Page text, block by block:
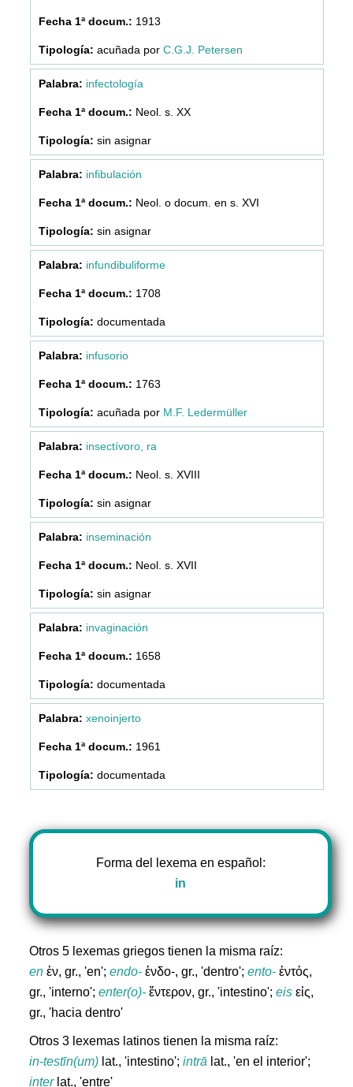
1913
acuñada por C.G.J. Petersen
infectología
Neol. s. XX
sin asignar
infibulación
Neol. o docum. en s. XVI
sin asignar
infundibuliforme
1708
documentada
infusorio
1763
acuñada por M.F. Ledermüller
insectívoro, ra
Neol. s. XVIII
sin asignar
inseminación
Neol. s. XVII
sin asignar
invaginación
1658
documentada
xenoinjerto
1961
documentada
Forma del lexema en español:
in
Otros 5 lexemas griegos tienen la misma raíz:
en ἐν, gr., 'en';endo- ἐνδο-, gr., 'dentro';ento- ἐντός,
gr., 'interno';enter(o)- ἔντερον, gr., 'intestino';eis εἰς,
gr., 'hacia dentro'
Otros 3 lexemas latinos tienen la misma raíz:
in-testīn(um) lat., 'intestino';intrā lat., 'en el interior';
interlat., 'entre'